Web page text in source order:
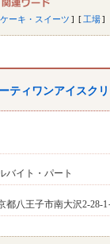
ケーキ・スイーツ 工場
ティワンアイスク
バイト・パート
都八王子市南大沢2-28-